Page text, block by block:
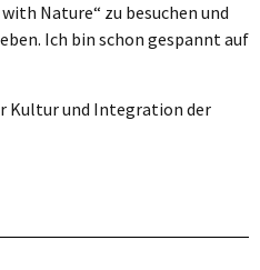
Nature“ zu besuchen und
Ich bin schon gespannt auf
Kultur und Integration der